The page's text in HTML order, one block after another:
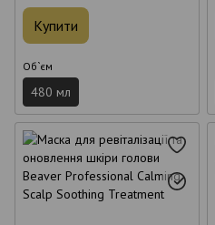
Купити
Об`єм
480 мл